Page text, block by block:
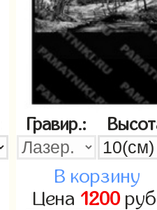
Гравир.:
В корзину
Цена 1200